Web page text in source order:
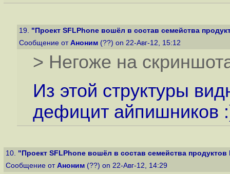
19. "Проект SFLPhone вошёл в состав семейства
Сообщение от Аноним (??) on 22-Авг-12, 15:12
> Негоже на
Из этой структуры
дефицит айпишников
10. "Проект SFLPhone вошёл в состав семейства продуктов
Сообщение от Аноним (??) on 22-Авг-12, 14:29